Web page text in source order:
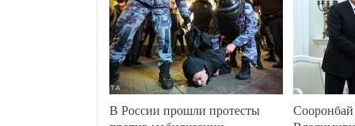
В России прошли протесты